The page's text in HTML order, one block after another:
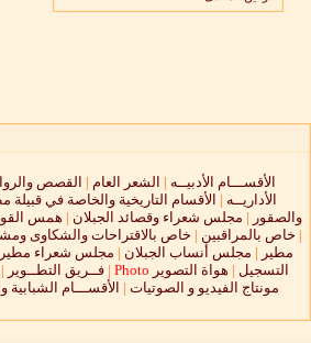
الأقســـام الأدبيــه | الشعر العام | القصص
الأداريــه | الأقسام التاريخية والخاصة في قبيلة
والصقور | مجلس شعراء وقصائد الجبلان | همس
| خاص بالمراقبين | خاص بالاقتراحات والشكاوى
مطير | مجلس أنساب الجبلان | مجلس شعراء مطير
التسجيل | هواة التصوير Photo
|فــريق التطــوير |
مونتاج الفيديو و الصوتيات | الأقســـام الشبابية